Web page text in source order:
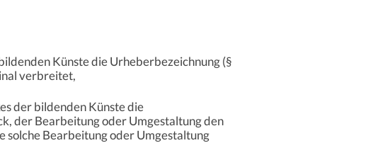
Künste die Urheberbezeichnung (§
verbreitet,
der bildenden Künste die
der Bearbeitung oder Umgestaltung den
solche Bearbeitung oder Umgestaltung